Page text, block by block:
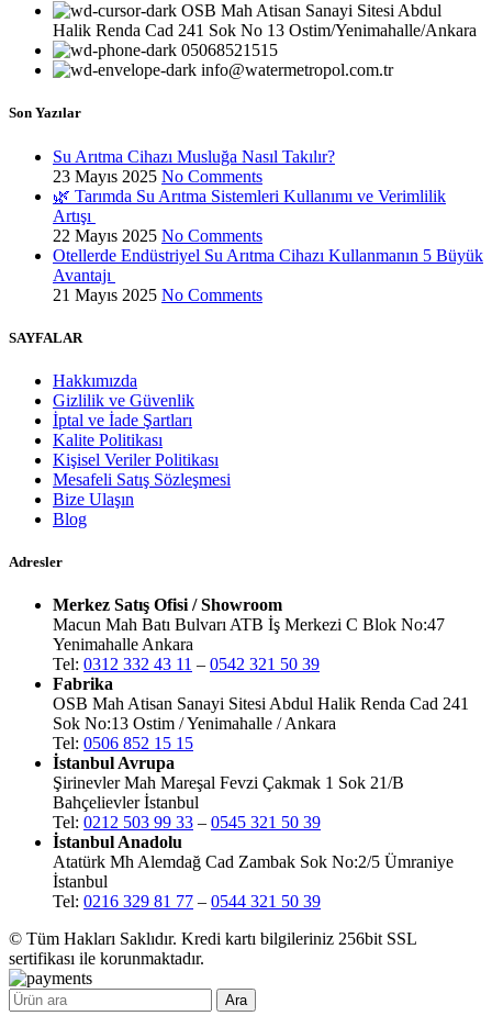
OSB Mah Atisan Sanayi Sitesi Abdul
Halik Renda Cad 241 Sok No 13 Ostim/Yenimahalle/Ankara
05068521515
info@watermetropol.com.tr
Son Yazılar
Su Arıtma Cihazı Musluğa Nasıl Takılır?
23 Mayıs 2025 No Comments
🌿 Tarımda Su Arıtma Sistemleri Kullanımı ve Verimlilik
Artışı
22 Mayıs 2025 No Comments
Otellerde Endüstriyel Su Arıtma Cihazı Kullanmanın 5 Büyük
Avantajı
21 Mayıs 2025 No Comments
SAYFALAR
Hakkımızda
Gizlilik ve Güvenlik
İptal ve İade Şartları
Kalite Politikası
Kişisel Veriler Politikası
Mesafeli Satış Sözleşmesi
Bize Ulaşın
Blog
Adresler
Merkez Satış Ofisi / Showroom
Macun Mah Batı Bulvarı ATB İş Merkezi C Blok No:47
Yenimahalle Ankara
Tel: 0312 332 43 11 – 0542 321 50 39
Fabrika
OSB Mah Atisan Sanayi Sitesi Abdul Halik Renda Cad 241
Sok No:13 Ostim / Yenimahalle / Ankara
Tel: 0506 852 15 15
İstanbul Avrupa
Şirinevler Mah Mareşal Fevzi Çakmak 1 Sok 21/B
Bahçelievler İstanbul
Tel: 0212 503 99 33 – 0545 321 50 39
İstanbul Anadolu
Atatürk Mh Alemdağ Cad Zambak Sok No:2/5 Ümraniye
İstanbul
Tel: 0216 329 81 77 – 0544 321 50 39
© Tüm Hakları Saklıdır. Kredi kartı bilgileriniz 256bit SSL
sertifikası ile korunmaktadır.
Ara